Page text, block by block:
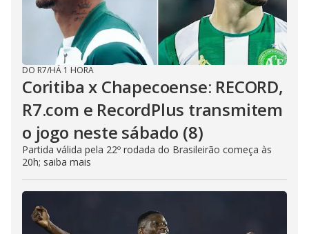
DO R7/HÁ 1 HORA
Coritiba x Chapecoense: RECORD,
R7.com e RecordPlus transmitem
o jogo neste sábado (8)
Partida válida pela 22º rodada do Brasileirão começa às
20h; saiba mais